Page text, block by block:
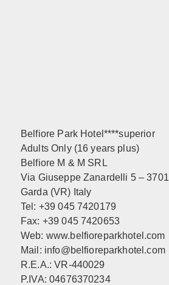
Belfiore Park Hotel****superior
Adults Only (16 years plus)
Belfiore M & M SRL
Via Giuseppe Zanardelli 5 –
Garda (VR) Italy
Tel: +39 045 7420179
Fax: +39 045 7420653
Web: www.belfioreparkhotel.com
Mail: info@belfioreparkhotel.com
R.E.A.: VR-440029
P.IVA: 04676370234